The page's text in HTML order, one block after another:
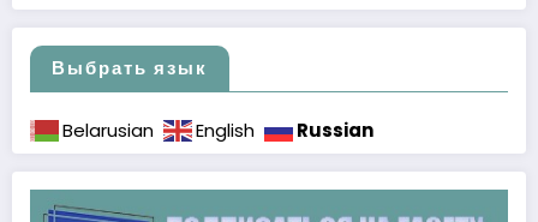
Выбрать язык
Belarusian English Russian